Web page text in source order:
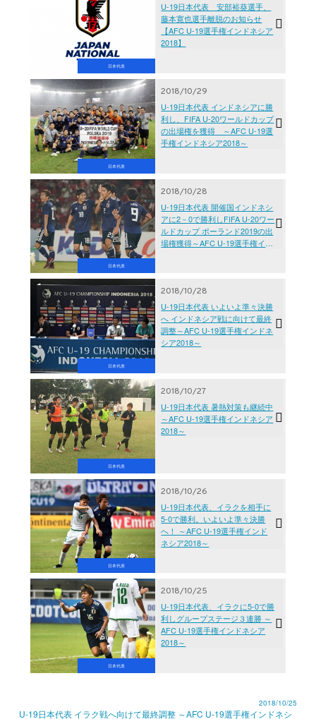
日本代表
U-19日本代表 安部裕葵選手、
藤本寛也選手離脱のお知らせ
【AFC U-19選手権インドネシア
2018】
日本代表
2018/10/29
U-19日本代表 インドネシアに勝
利し、FIFA U-20ワールドカップ
の出場権を獲得 ～AFC U-19選
手権インドネシア2018～
日本代表
2018/10/28
U-19日本代表 開催国インドネシ
アに2－0で勝利しFIFA U-20ワー
ルドカップ ポーランド2019の出
場権獲得～AFC U-19選手権イン
日本代表
2018/10/28
U-19日本代表 いよいよ準々決勝
へ インドネシア戦に向けて最終
調整～AFC U-19選手権インドネ
シア2018～
日本代表
2018/10/27
U-19日本代表 暑熱対策も継続中
～AFC U-19選手権インドネシア
2018～
日本代表
2018/10/26
U-19日本代表、イラクを相手に
5-0で勝利。いよいよ準々決勝
へ！ ～AFC U-19選手権インド
ネシア2018～
日本代表
2018/10/25
U-19日本代表、イラクに5-0で勝
利しグループステージ３連勝 ～
AFC U-19選手権インドネシア
2018～
2018/10/25
U-19日本代表 イラク戦へ向けて最終調整 ～AFC U-19選手権インドネシ